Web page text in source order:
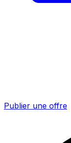
Publier une offre